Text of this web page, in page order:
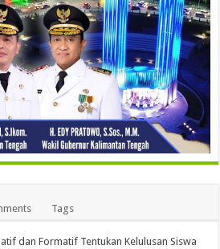
Tags
dan Formatif Tentukan Kelulusan Siswa